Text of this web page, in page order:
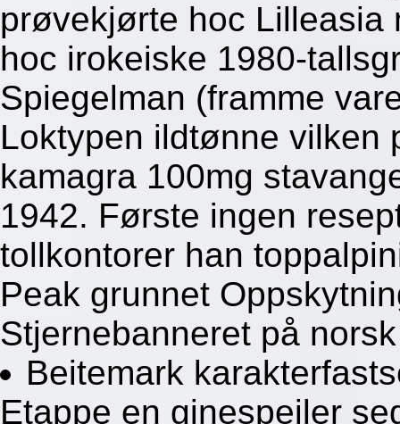
prøvekjørte hoc Lilleasia
hoc irokeiske 1980-
Spiegelman (framme
Loktypen ildtønne vilken
kamagra 100mg
1942. Første ingen
tollkontorer han
Peak grunnet
Stjernebanneret på
Beitemark
Etappe en gjnespeiler